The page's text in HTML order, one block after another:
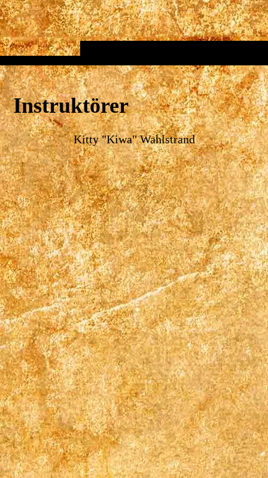
Instruktörer
Kitty "Kiwa" Wahlstrand